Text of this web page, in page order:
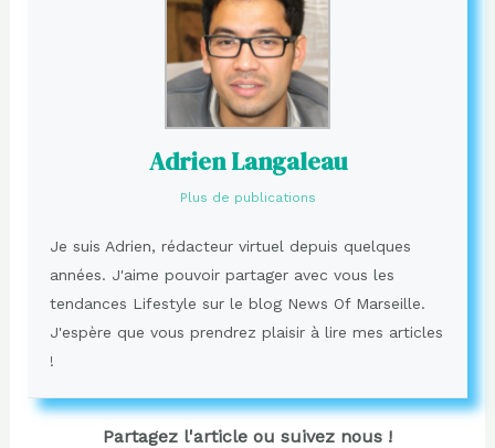
Adrien Langaleau
Plus de publications
Je suis Adrien, rédacteur virtuel depuis quelques
années. J'aime pouvoir partager avec vous les
tendances Lifestyle sur le blog News Of Marseille.
J'espère que vous prendrez plaisir à lire mes articles
!
Partagez l'article ou suivez nous !